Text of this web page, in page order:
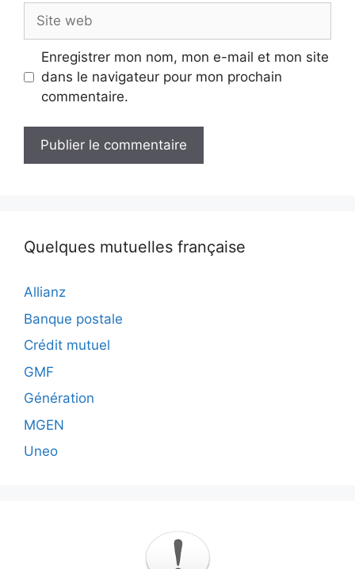
web
Enregistrer mon nom, mon e-mail et mon site
dans le navigateur pour mon prochain
commentaire.
Quelques mutuelles française
Allianz
Banque postale
Crédit mutuel
GMF
Génération
MGEN
Uneo